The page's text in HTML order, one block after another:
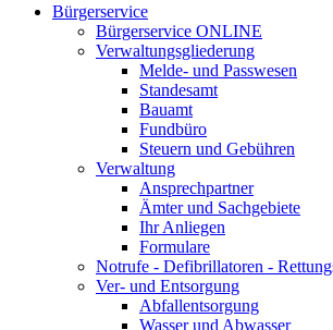
Bürgerservice
Bürgerservice ONLINE
Verwaltungsgliederung
Melde- und Passwesen
Standesamt
Bauamt
Fundbüro
Steuern und Gebühren
Verwaltung
Ansprechpartner
Ämter und Sachgebiete
Ihr Anliegen
Formulare
Notrufe - Defibrillatoren -
Ver- und Entsorgung
Abfallentsorgung
Wasser und Abwasser